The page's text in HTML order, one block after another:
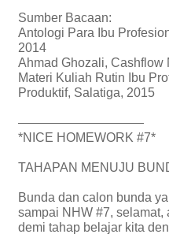
Sumber Bacaan:
Antologi Para Ibu
2014
Ahmad Ghozali, Cashflow
Materi Kuliah Rutin Ibu
Produktif, Salatiga, 2015
——————————
*NICE HOMEWORK #7*
TAHAPAN MENUJU
Bunda dan calon bunda
sampai NHW #7,
demi tahap belajar kita